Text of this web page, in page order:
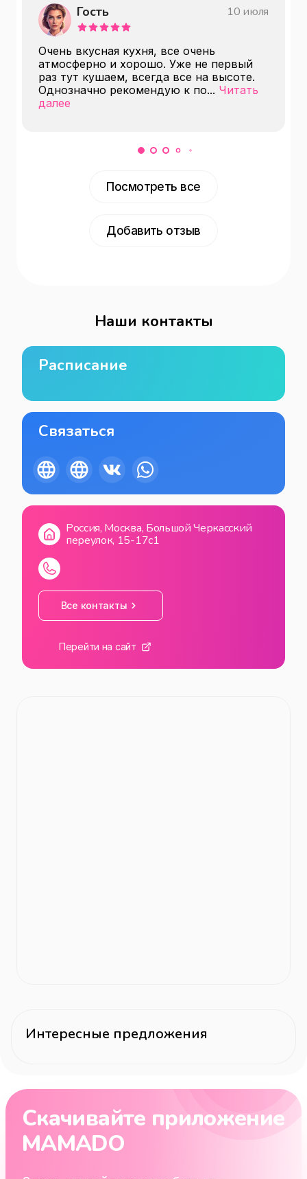
Гость 10 июля
Очень вкусная кухня, все очень
атмосферно и хорошо. Уже не первый
раз тут кушаем, всегда все на высоте.
Однозначно рекомендую к по... Читать
далее
Посмотреть все
Добавить отзыв
Наши контакты
Расписание
Связаться
Россия, Москва, Большой Черкасский
переулок, 15-17с1
Все контакты
Перейти на сайт
Интересные предложения
Скачивайте приложение
MAMADO